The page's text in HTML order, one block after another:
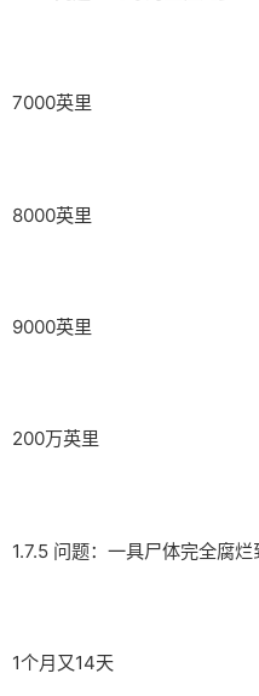
7000英里
8000英里
9000英里
200万英里
1.7.5 问题：一具尸体完全腐
1个月又14天